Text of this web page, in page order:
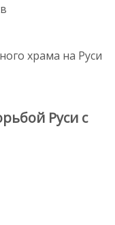
храма на Руси
Руси с